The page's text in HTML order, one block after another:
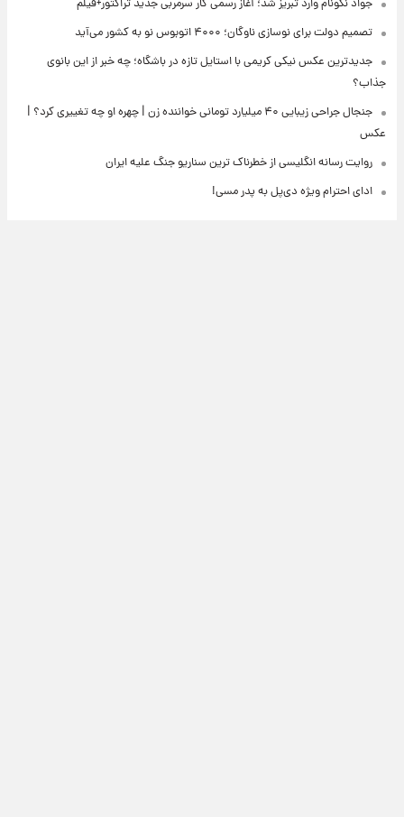
جواد نکونام وارد تبریز شد؛ آغاز رسمی کار سرمربی جدید تراکتور+فیلم
تصمیم دولت برای نوسازی ناوگان؛ ۴۰۰۰ اتوبوس نو به کشور می‌آید
جدیدترین عکس نیکی کریمی با استایل تازه در باشگاه؛ چه خبر از این بانوی
جذاب؟
جنجال جراحی زیبایی ۴۰ میلیارد تومانی خواننده زن | چهره او چه تغییری کرد؟ |
عکس
روایت رسانه انگلیسی از خطرناک ترین سناریو جنگ علیه ایران
ادای احترام ویژه دی‌پل به پدر مسی!